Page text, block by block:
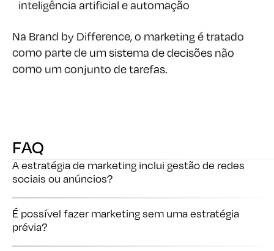
Na Brand by Difference, o marketing é tratado
como um conjunto de tarefas.
A estratégia de marketing inclui gestão de redes
sociais ou anúncios?
depois.
prévia?
Com que frequência a estratégia deve ser revista?